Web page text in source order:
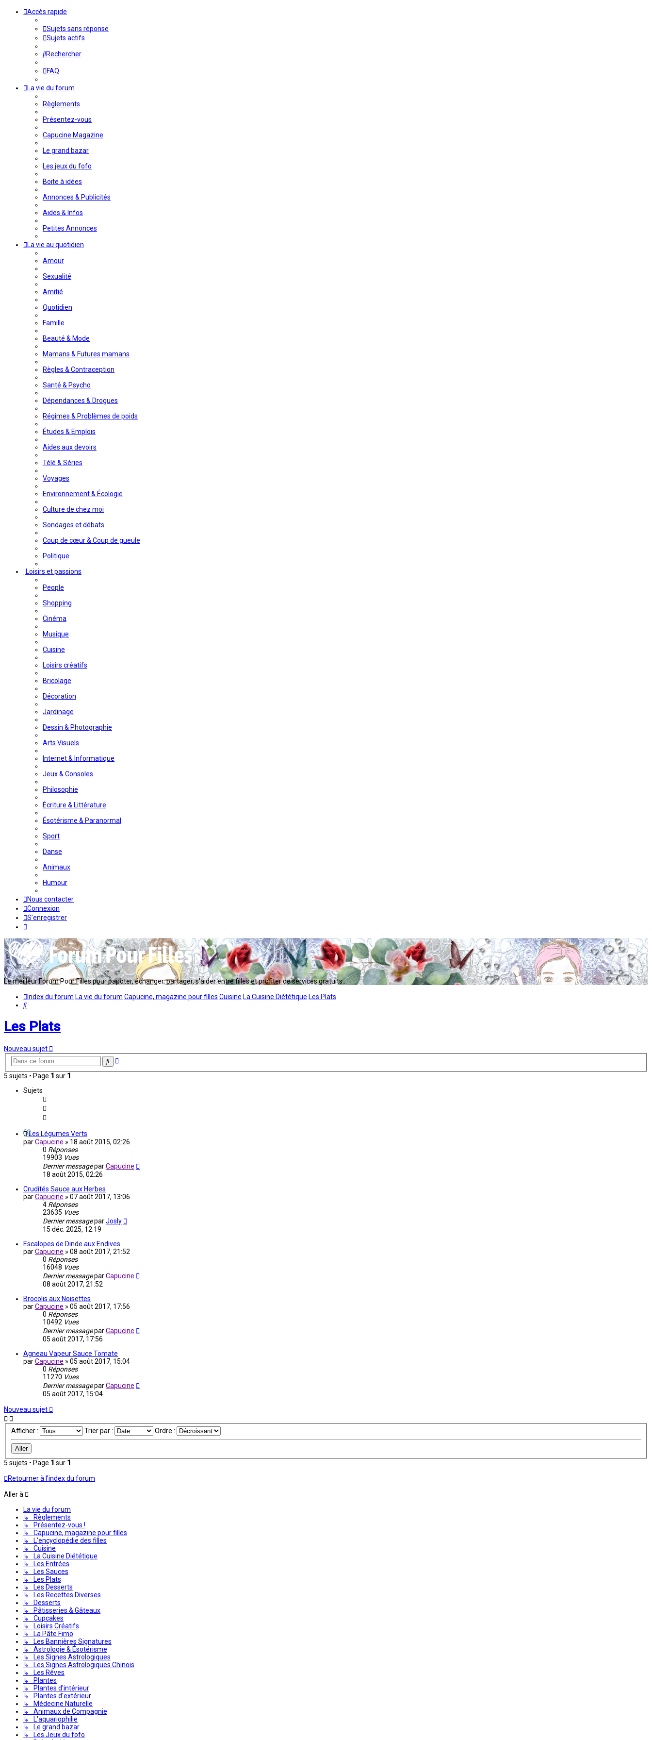
Accès rapide
Sujets sans réponse
Sujets actifs
Rechercher
FAQ
La vie du forum
Règlements
Présentez-vous
Capucine Magazine
Le grand bazar
Les jeux du fofo
Boite à idées
Annonces & Publicités
Aides & Infos
Petites Annonces
La vie au quotidien
Amour
Sexualité
Amitié
Quotidien
Famille
Beauté & Mode
Mamans & Futures mamans
Règles & Contraception
Santé & Psycho
Dépendances & Drogues
Régimes & Problèmes de poids
Études & Emplois
Aides aux devoirs
Télé & Séries
Voyages
Environnement & Écologie
Culture de chez moi
Sondages et débats
Coup de cœur & Coup de gueule
Politique
Loisirs et passions
People
Shopping
Cinéma
Musique
Cuisine
Loisirs créatifs
Bricolage
Décoration
Jardinage
Dessin & Photographie
Arts Visuels
Internet & Informatique
Jeux & Consoles
Philosophie
Écriture & Littérature
Ésotérisme & Paranormal
Sport
Danse
Animaux
Humour
Nous contacter
Connexion
S’enregistrer
Le meilleur Forum Pour Filles pour papoter, échanger, partager, s'aider entre filles et profiter de services gratuits...
Index du forum La vie du forum Capucine, magazine pour filles Cuisine La Cuisine Diététique Les Plats
Rechercher
Les Plats
Nouveau sujet
Rechercher
Recherche
5 sujets • Page 1 sur 1
Sujets
Les Légumes Verts
parCapucine » 18 août 2015, 02:26
0 Réponses
19903 Vues
Dernier messageparCapucine
18 août 2015, 02:26
Crudités Sauce aux Herbes
parCapucine » 07 août 2017, 13:06
4 Réponses
23635 Vues
Dernier messageparJosly
15 déc. 2025, 12:19
Escalopes de Dinde aux Endives
parCapucine » 08 août 2017, 21:52
0 Réponses
16048 Vues
Dernier messageparCapucine
08 août 2017, 21:52
Brocolis aux Noisettes
parCapucine » 05 août 2017, 17:56
0 Réponses
10492 Vues
Dernier messageparCapucine
05 août 2017, 17:56
Agneau Vapeur Sauce Tomate
parCapucine » 05 août 2017, 15:04
0 Réponses
11270 Vues
Dernier messageparCapucine
05 août 2017, 15:04
Nouveau sujet
Afficher : Trier par : Ordre :
5 sujets • Page 1 sur 1
Retourner à l’index du forum
Aller à
La vie du forum
↳ Règlements
↳ Présentez-vous !
↳ Capucine, magazine pour filles
↳ L'encyclopédie des filles
↳ Cuisine
↳ La Cuisine Diététique
↳ Les Entrées
↳ Les Sauces
↳ Les Plats
↳ Les Desserts
↳ Les Recettes Diverses
↳ Desserts
↳ Pâtisseries & Gâteaux
↳ Cupcakes
↳ Loisirs Créatifs
↳ La Pâte Fimo
↳ Les Bannières Signatures
↳ Astrologie & Ésotérisme
↳ Les Signes Astrologiques
↳ Les Signes Astrologiques Chinois
↳ Les Rêves
↳ Plantes
↳ Plantes d'intérieur
↳ Plantes d'extérieur
↳ Médecine Naturelle
↳ Animaux de Compagnie
↳ L'aquariophilie
↳ Le grand bazar
↳ Les Jeux du fofo